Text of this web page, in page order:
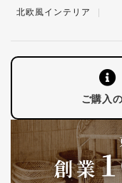
北欧風インテリア
ご購入